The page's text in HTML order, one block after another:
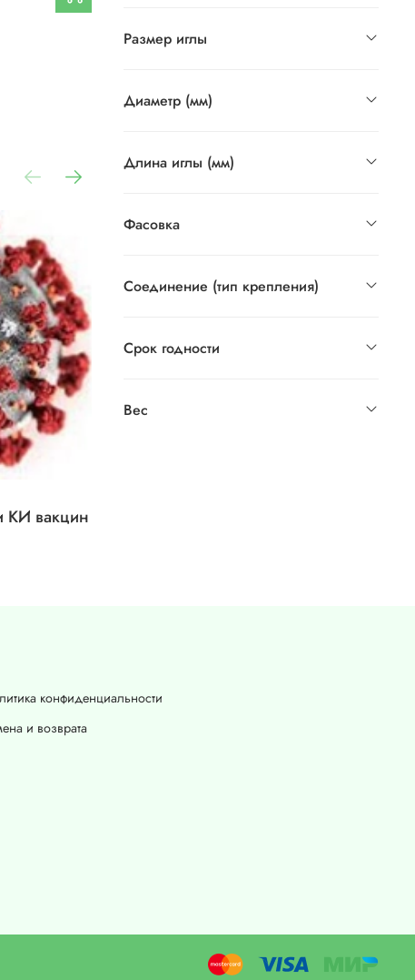
КИ вакцин
Размер иглы
Диаметр (мм)
Длина иглы (мм)
Фасовка
Соединение (тип крепления)
Срок годности
Вес
конфиденциальности
и возврата